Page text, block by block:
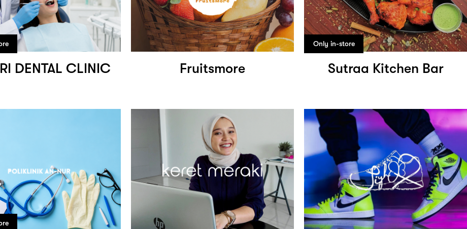
DENTAL CLINIC Fruitsmore
Only in-store
Sutraa Kitchen Bar